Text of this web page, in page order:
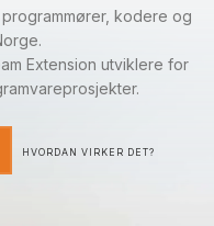
kodere og
Extension utviklere for
HVORDAN VIRKER DET?